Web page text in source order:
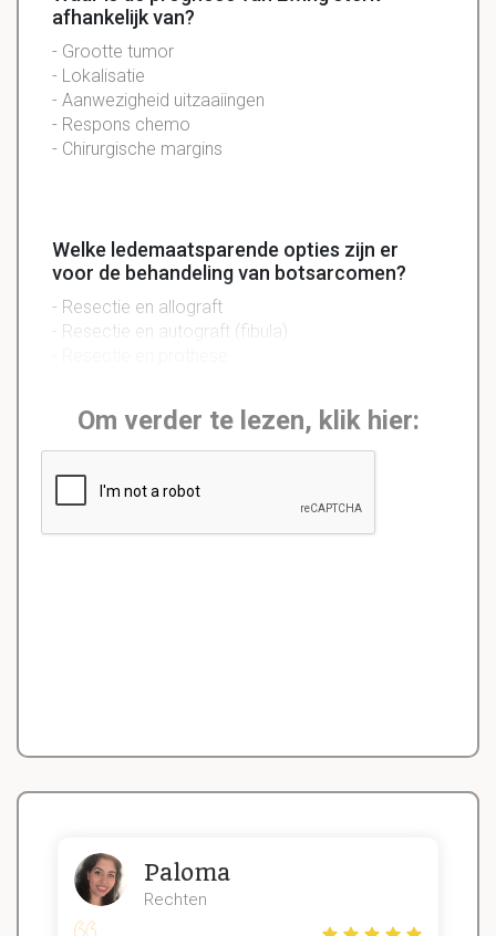
afhankelijk van?
- Grootte tumor
- Lokalisatie
- Aanwezigheid uitzaaiingen
- Respons chemo
- Chirurgische margins
Welke ledemaatsparende opties zijn er
voor de behandeling van botsarcomen?
- Resectie en allograft
- Resectie en autograft (fibula)
Om verder te lezen, klik hier:
Paloma
Rechten